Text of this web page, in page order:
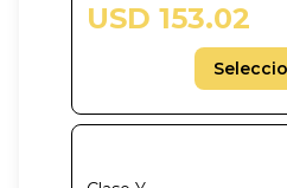
USD 153.02